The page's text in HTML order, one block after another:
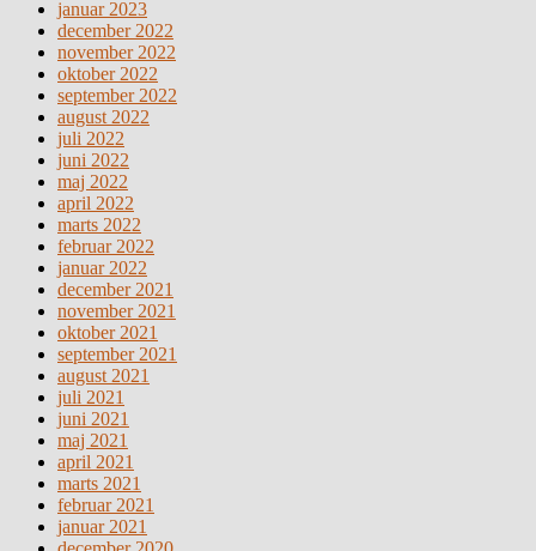
januar 2023
december 2022
november 2022
oktober 2022
september 2022
august 2022
juli 2022
juni 2022
maj 2022
april 2022
marts 2022
februar 2022
januar 2022
december 2021
november 2021
oktober 2021
september 2021
august 2021
juli 2021
juni 2021
maj 2021
april 2021
marts 2021
februar 2021
januar 2021